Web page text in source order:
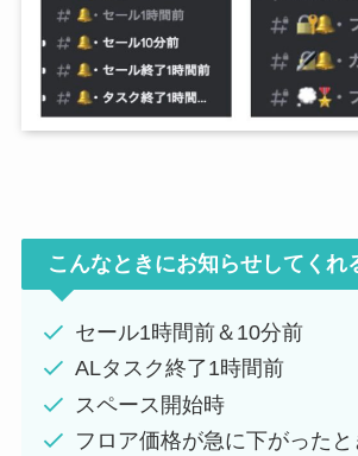
こんなときにお知らせしてくれ
セール1時間前＆10分前
ALタスク終了1時間前
スペース開始時
フロア価格が急に下がったと